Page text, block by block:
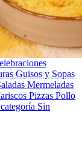
Guisos y Sopas
Mermeladas
Pizzas Pollo
Sin